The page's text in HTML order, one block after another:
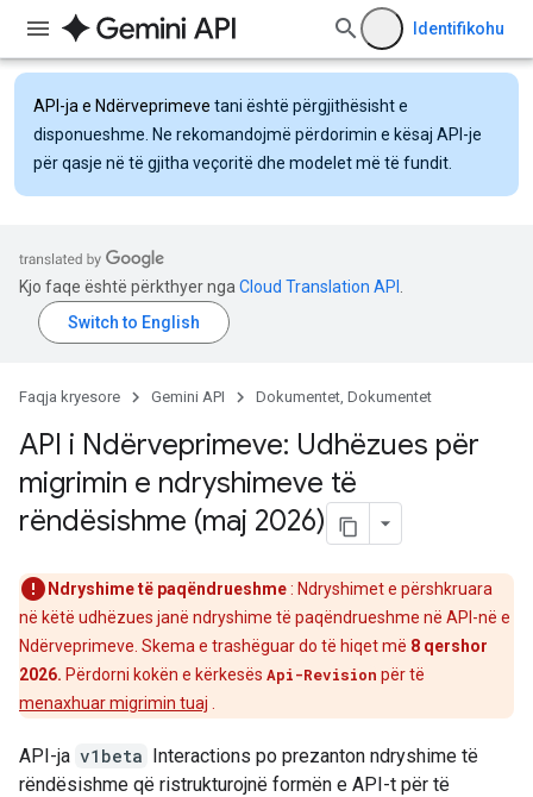
Identifikohu
API-ja e Ndërveprimeve tani është përgjithësisht e
disponueshme. Ne rekomandojmë përdorimin e kësaj API-je
për qasje në të gjitha veçoritë dhe modelet më të fundit.
Kjo faqe është përkthyer nga Cloud Translation API
Faqja kryesore Gemini API Dokumentet, Dokumentet
API i Ndërveprimeve: Udhëzues për
migrimin e ndryshimeve të
rëndësishme (maj 2026)
Ndryshime të paqëndrueshme: Ndryshimet e përshkruara
në këtë udhëzues janë ndryshime të paqëndrueshme në API-në e
Ndërveprimeve. Skema e trashëguar do të hiqet më 8 qershor
2026. Përdorni kokën e kërkesës Api-Revision për të
menaxhuar migrimin tuaj
API-ja v1beta Interactions po prezanton ndryshime të
rëndësishme që ristrukturojnë formën e API-t për të